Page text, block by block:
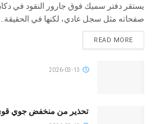
يستقر دفتر سميك فوق جارور النقود في
صفحاته مثل سجل عادي، لكنها في الحقيقة...
READ MORE
تحذير من منخفض جوي